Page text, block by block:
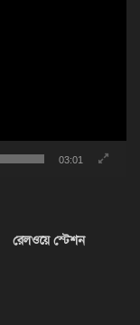
03:01
রেলওয়ে স্টেশন